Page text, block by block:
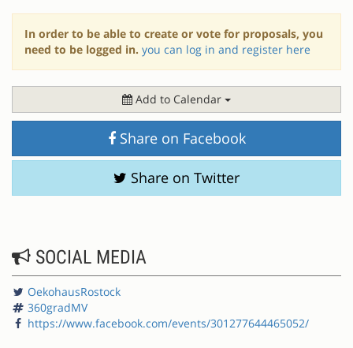
In order to be able to create or vote for proposals, you
need to be logged in. you can log in and register here
Add to Calendar
Share on Facebook
Share on Twitter
SOCIAL MEDIA
OekohausRostock
360gradMV
https://www.facebook.com/events/301277644465052/